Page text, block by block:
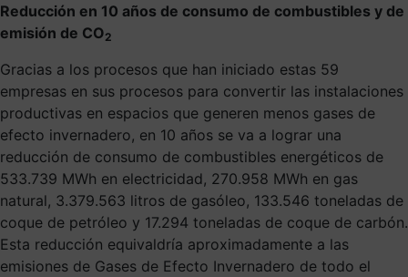
Reducción en 10 años de consumo de combustibles y de
emisión de CO2
Gracias a los procesos que han iniciado estas 59
empresas en sus procesos para convertir las instalaciones
productivas en espacios que generen menos gases de
efecto invernadero, en 10 años se va a lograr una
reducción de consumo de combustibles energéticos de
533.739 MWh en electricidad, 270.958 MWh en gas
natural, 3.379.563 litros de gasóleo, 133.546 toneladas de
coque de petróleo y 17.294 toneladas de coque de carbón.
Esta reducción equivaldría aproximadamente a las
emisiones de Gases de Efecto Invernadero de todo el